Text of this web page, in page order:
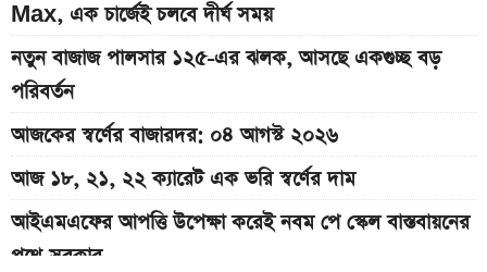
Max, এক চার্জেই চলবে দীর্ঘ সময়
নতুন বাজাজ পালসার ১২৫-এর ঝলক, আসছে একগুচ্ছ বড়
পরিবর্তন
আজকের স্বর্ণের বাজারদর: ০৪ আগস্ট ২০২৬
আজ ১৮, ২১, ২২ ক্যারেট এক ভরি স্বর্ণের দাম
আইএমএফের আপত্তি উপেক্ষা করেই নবম পে স্কেল বাস্তবায়নের
পথে সরকার